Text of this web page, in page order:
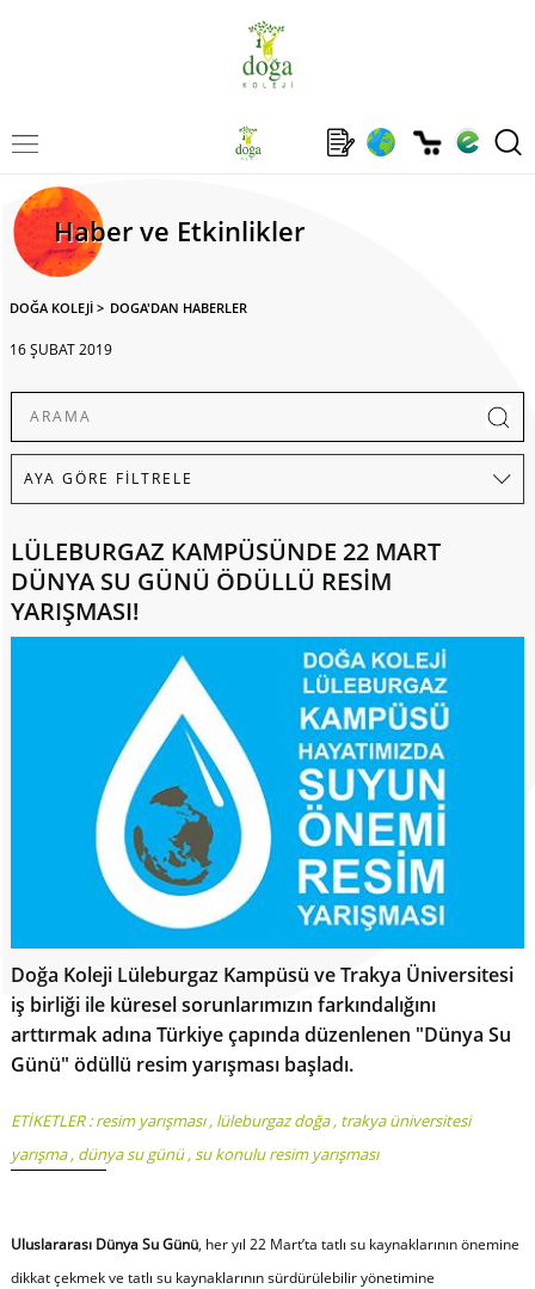
Haber ve Etkinlikler
DOĞA KOLEJİ > DOGA'DAN HABERLER
16 ŞUBAT 2019
LÜLEBURGAZ KAMPÜSÜNDE 22 MART
DÜNYA SU GÜNÜ ÖDÜLLÜ RESİM
YARIŞMASI!
Doğa Koleji Lüleburgaz Kampüsü ve Trakya Üniversitesi
iş birliği ile küresel sorunlarımızın farkındalığını
arttırmak adına Türkiye çapında düzenlenen "Dünya Su
Günü" ödüllü resim yarışması başladı.
ETİKETLER :resim yarışması, lüleburgaz doğa, trakya üniversitesi
yarışma, dünya su günü,su konulu resim yarışması
Uluslararası Dünya Su Günü, her yıl 22 Mart’ta tatlı su kaynaklarının önemine
dikkat çekmek ve tatlı su kaynaklarının sürdürülebilir yönetimine